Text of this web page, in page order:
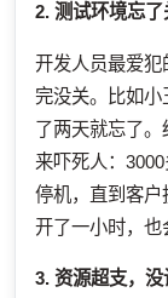
2. 测试环境忘
开发人员最爱犯
完没关。比如小
了两天就忘了
来吓死人：
停机，直到客户
开了一小时，也
3. 资源超支，